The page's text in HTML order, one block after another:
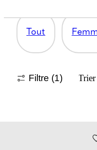
Tout
Filtre (1)